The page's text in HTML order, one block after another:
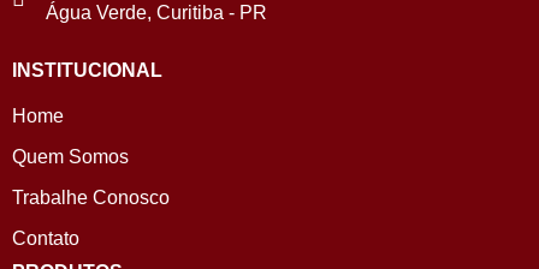
Água Verde, Curitiba - PR
INSTITUCIONAL
Home
Quem Somos
Trabalhe Conosco
Contato